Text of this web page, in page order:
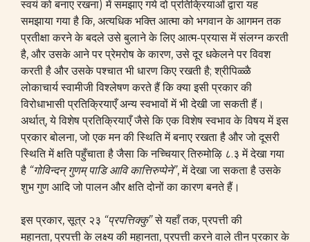
स्वयं को बनाए रखना) में समझाए गये दो प्रतिक्रियाओं द्वारा यह
समझाया गया है कि, अत्यधिक भक्ति आत्मा को भगवान के आगमन तक
प्रतीक्षा करने के बदले उसे बुलाने के लिए आत्म-प्रयास में संलग्न करती
है, और उसके आने पर प्रेमरोष के कारण, उसे दूर धकेलने पर‌ विवश
करती है और उसके पश्चात भी धारण किए रखती है; श्रीपिळ्ळै
लोकाचार्य स्वामीजी विश्लेषण करते हैं कि क्या इसी प्रकार की
विरोधाभासी प्रतिक्रियाएँ अन्य स्वभावों में भी देखी जा सकती हैं।
अर्थात्, ये विशेष प्रतिक्रियाएँ जैसे कि एक विशेष स्वभाव के विषय में इस
प्रकार बोलना, जो एक मन की स्थिति में बनाए रखता है और जो दूसरी
स्थिति में क्षति पहुँचाता है जैसा कि नच्चियार् तिरुमोऴि ८.३ में देखा गया
है “गोविन्दन् गुणम् पाडि आवि कात्तिरुप्पेने”, में देखा जा सकता है उसके
शुभ गुण आदि जो पालन और क्षति दोनों का कारण बनते हैं।
इस प्रकार, सूत्र २३ “प्रपत्तिक्कु”से यहाँ तक, प्रपत्ती की
महानता, प्रपत्ती के लक्ष्य की महानता, प्रपत्ती करने वाले तीन प्रकार के